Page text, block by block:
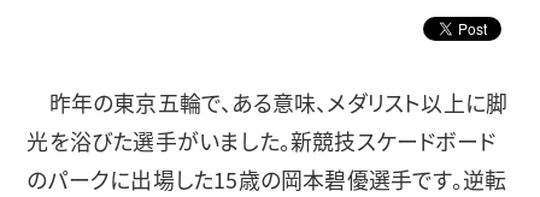
昨年の東京五輪で、ある意味、メダリスト以上に脚
光を浴びた選手がいました。新競技スケードボード
のパークに出場した15歳の岡本碧優選手です。逆転